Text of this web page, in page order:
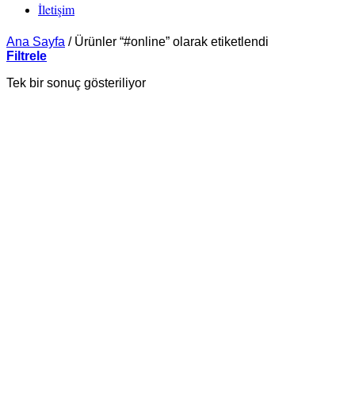
İletişim
Ana Sayfa /Ürünler “#online” olarak etiketlendi
Filtrele
Tek bir sonuç gösteriliyor